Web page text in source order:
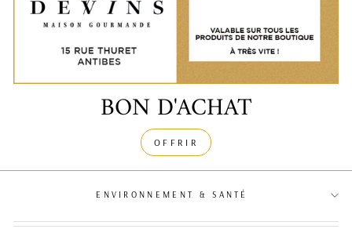
BON D'ACHAT
OFFRIR
ENVIRONNEMENT & SANTÉ